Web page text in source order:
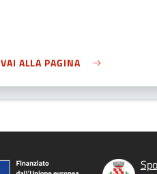
VAI ALLA PAGINA